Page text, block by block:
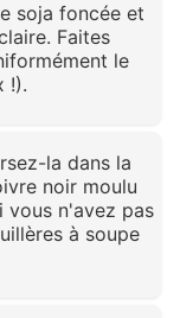
soja foncée et
Faites
le
!).
la dans la
noir moulu
vous n'avez pas
à soupe